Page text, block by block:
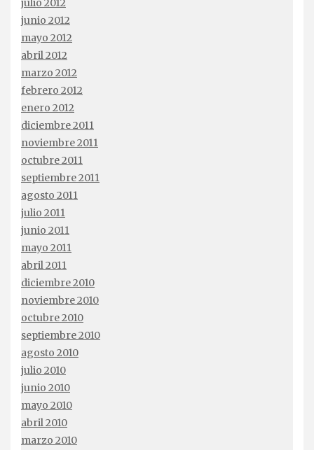
julio 2012
junio 2012
mayo 2012
abril 2012
marzo 2012
febrero 2012
enero 2012
diciembre 2011
noviembre 2011
octubre 2011
septiembre 2011
agosto 2011
julio 2011
junio 2011
mayo 2011
abril 2011
diciembre 2010
noviembre 2010
octubre 2010
septiembre 2010
agosto 2010
julio 2010
junio 2010
mayo 2010
abril 2010
marzo 2010